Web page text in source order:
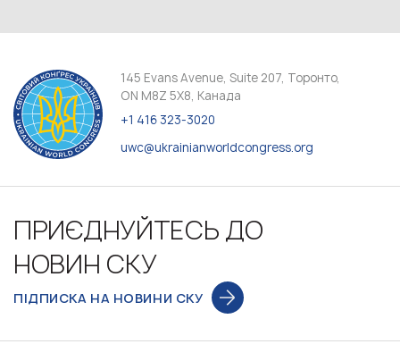
145 Evans Avenue, Suite 207, Торонто,
ON M8Z 5X8, Канада
+1 416 323-3020
uwc@ukrainianworldcongress.org
ПРИЄДНУЙТЕСЬ ДО
НОВИН СКУ
ПІДПИСКА НА НОВИНИ СКУ